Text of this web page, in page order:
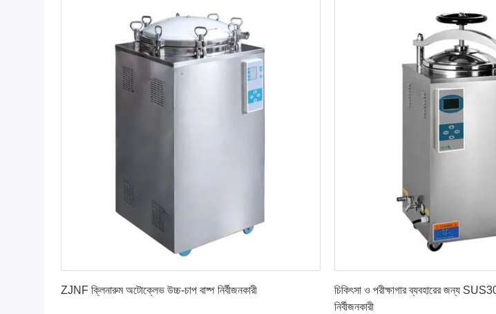
ZJNF ক্লিনারুম অটোক্লেভ উচ্চ-চাপ বাষ্প নির্বীজনকারী
চিকিৎসা ও পরীক্ষাগার ব্যবহারের জন্য
নির্বীজনকারী